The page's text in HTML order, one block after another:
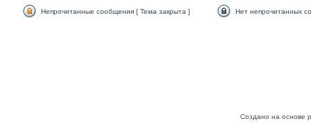
Непрочитанные сообщения [ Тема закрыта ] Нет непрочитанных
Создано на основе